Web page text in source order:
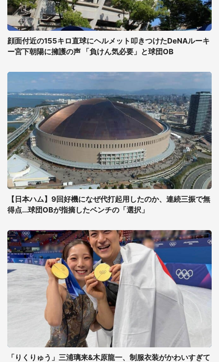
顔面付近の155キロ直球にヘルメット叩きつけたDeNAルーキ
ー宮下朝陽に擁護の声 「負けん気必要」と球団OB
【日本ハム】9回好機になぜ代打起用したのか、連続三振で無
得点...球団OBが指摘したベンチの「選択」
「りくりゅう」三浦璃来&木原龍一、制服衣装がかわいすぎて